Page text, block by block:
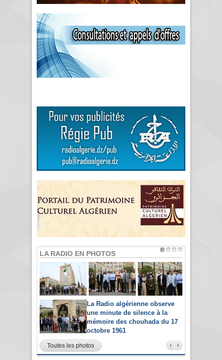
LA RADIO EN PHOTOS
La Radio algérienne observe
une minute de silence à la
mémoire des chouhada du 17
octobre 1961
Toutes les photos